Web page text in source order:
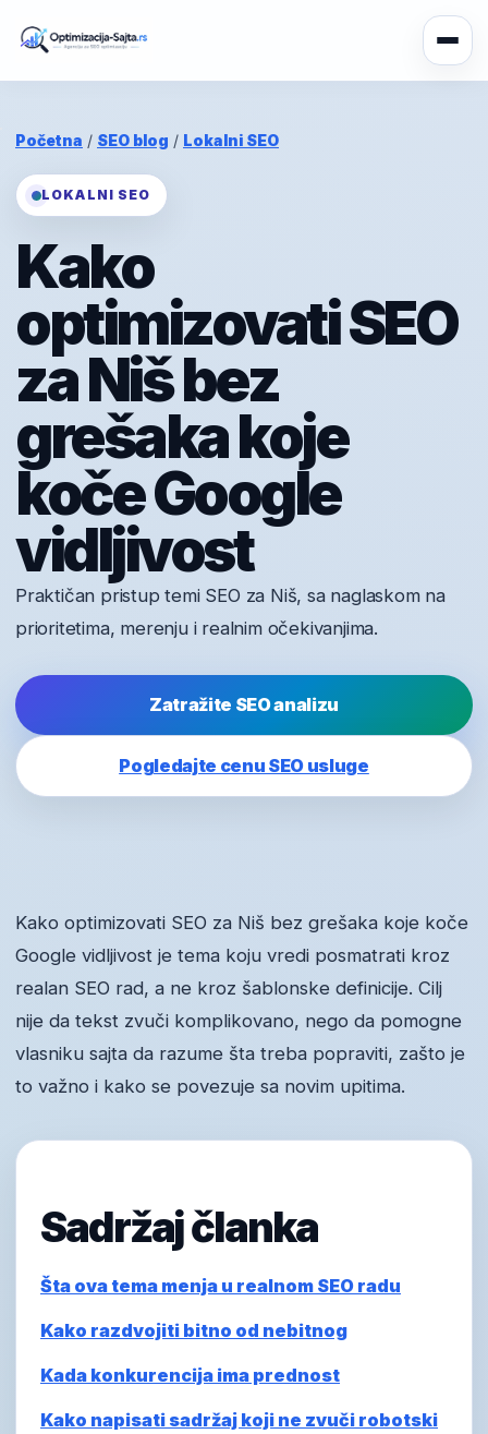
Početna / SEO blog / Lokalni SEO
LOKALNI SEO
Kako
optimizovati SEO
za Niš bez
grešaka koje
koče Google
vidljivost
Praktičan pristup temi SEO za Niš, sa naglaskom na
prioritetima, merenju i realnim očekivanjima.
Zatražite SEO analizu
Pogledajte cenu SEO usluge
Kako optimizovati SEO za Niš bez grešaka koje koče
Google vidljivost je tema koju vredi posmatrati kroz
realan SEO rad, a ne kroz šablonske definicije. Cilj
nije da tekst zvuči komplikovano, nego da pomogne
vlasniku sajta da razume šta treba popraviti, zašto je
to važno i kako se povezuje sa novim upitima.
Sadržaj članka
Šta ova tema menja u realnom SEO radu
Kako razdvojiti bitno od nebitnog
Kada konkurencija ima prednost
Kako napisati sadržaj koji ne zvuči robotski